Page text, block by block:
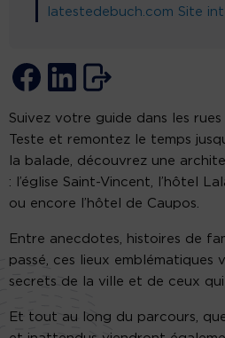
latestedebuch.com Site
Suivez votre guide dans les
Teste et remontez le temps
la balade, découvrez une
: l’église Saint-Vincent, l’hôtel
ou encore l’hôtel de Caupos.
Entre anecdotes, histoires de
passé, ces lieux emblématiques
secrets de la ville et de ceux qui
Et tout au long du parcours,